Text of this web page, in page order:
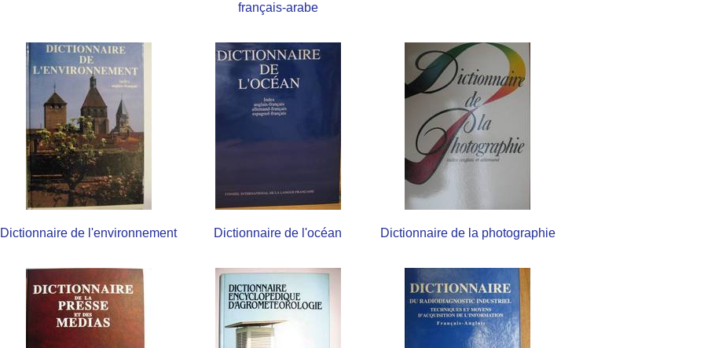
français-arabe
Dictionnaire de l'environnement Dictionnaire de l'océan Dictionnaire de la photographie